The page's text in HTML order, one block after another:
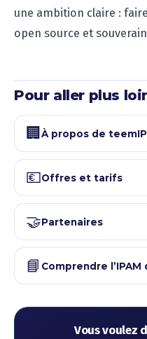
une ambition claire :
open source et
Pour aller plus
🏢À propos de teemIP
💶Offres et tarifs
🤝Partenaires
📘 Comprendre l’IPAM
Vous voulez